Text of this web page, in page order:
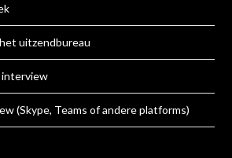
uitzendbureau
(Skype, Teams of andere platforms)